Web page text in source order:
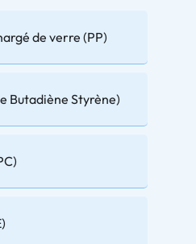
de verre (PP)
Butadiène Styrène)